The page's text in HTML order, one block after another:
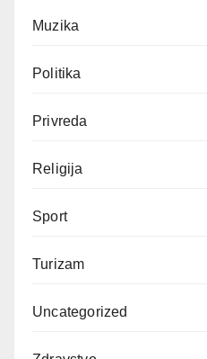
Muzika
Politika
Privreda
Religija
Sport
Turizam
Uncategorized